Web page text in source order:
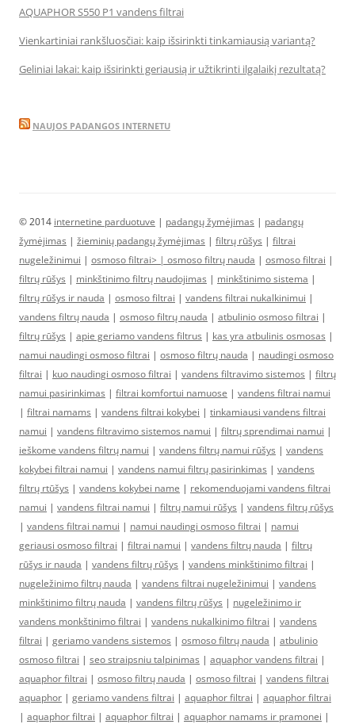
AQUAPHOR S550 P1 vandens filtrai
Vienkartiniai rankšluosčiai: kaip išsirinkti tinkamiausią variantą?
Geliniai lakai: kaip išsirinkti geriausią ir užtikrinti ilgalaikį rezultatą?
NAUJOS PADANGOS INTERNETU
© 2014 internetine parduotuve | padangų žymėjimas | padangų
žymėjimas | žieminių padangų žymėjimas | filtrų rūšys | filtrai
nugeležinimui | osmoso filtrai> | osmoso filtrų nauda | osmoso filtrai |
filtrų rūšys | minkštinimo filtrų naudojimas | minkštinimo sistema |
filtrų rūšys ir nauda | osmoso filtrai | vandens filtrai nukalkinimui |
vandens filtrų nauda | osmoso filtrų nauda | atbulinio osmoso filtrai |
filtrų rūšys | apie geriamo vandens filtrus | kas yra atbulinis osmosas |
namui naudingi osmoso filtrai | osmoso filtrų nauda | naudingi osmoso
filtrai | kuo naudingi osmoso filtrai | vandens filtravimo sistemos | filtrų
namui pasirinkimas | filtrai komfortui namuose | vandens filtrai namui
| filtrai namams | vandens filtrai kokybei | tinkamiausi vandens filtrai
namui | vandens filtravimo sistemos namui | filtrų sprendimai namui |
ieškome vandens filtrų namui | vandens filtrų namui rūšys | vandens
kokybei filtrai namui | vandens namui filtrų pasirinkimas | vandens
filtrų rtūšys | vandens kokybei name | rekomenduojami vandens filtrai
namui | vandens filtrai namui | filtrų namui rūšys | vandens filtrų rūšys
| vandens filtrai namui | namui naudingi osmoso filtrai | namui
geriausi osmoso filtrai | filtrai namui | vandens filtrų nauda | filtrų
rūšys ir nauda | vandens filtrų rūšys | vandens minkštinimo filtrai |
nugeležinimo filtrų nauda | vandens filtrai nugeležinimui | vandens
minkštinimo filtrų nauda | vandens filtrų rūšys | nugeležinimo ir
vandens monkštinimo filtrai | vandens nukalkinimo filtrai | vandens
filtrai | geriamo vandens sistemos | osmoso filtrų nauda | atbulinio
osmoso filtrai | seo straipsniu talpinimas | aquaphor vandens filtrai |
aquaphor filtrai | osmoso filtrų nauda | osmoso filtrai | vandens filtrai
aquaphor | geriamo vandens filtrai | aquaphor filtrai | aquaphor filtrai
| aquaphor filtrai | aquaphor filtrai | aquaphor namams ir pramonei |